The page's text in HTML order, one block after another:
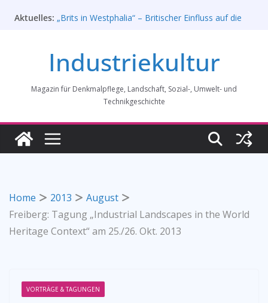
Inhalt
Aktuelles: „Brits in Westphalia“ – Britischer Einfluss auf die
werden – Erfolgreiche Demo am 1. August 2026
Prof. Dr. Rainer Slotta (1.5.1946-16.6.2026)
Vereins für Gussstahlfabrikation 1860 -1945:
Ausstellung in Bochum vom 28. Mai 2026 bis 31.
Rahmenprogramm der Tagung des
Bundesverbands Industriekultur in Augsburg 11/26
Industriekultur
Magazin für Denkmalpflege, Landschaft, Sozial-, Umwelt- und
Technikgeschichte
Home 2013
August
Freiberg: Tagung „Industrial Landscapes in the World
Heritage Context“ am 25./26. Okt. 2013
VORTRÄGE & TAGUNGEN